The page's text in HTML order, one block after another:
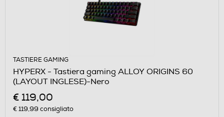
TASTIERE GAMING
HYPERX - Tastiera gaming ALLOY ORIGINS 60
(LAYOUT INGLESE)-Nero
€ 119,00
€ 119,99 consigliato